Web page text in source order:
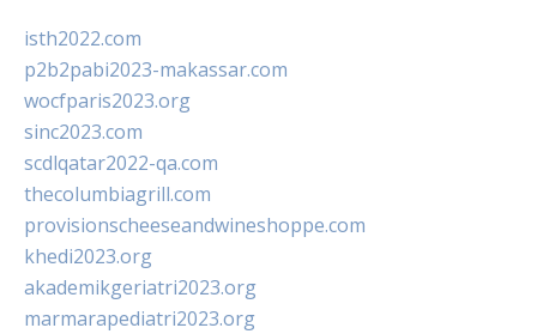
isth2022.com
p2b2pabi2023-makassar.com
wocfparis2023.org
sinc2023.com
scdlqatar2022-qa.com
thecolumbiagrill.com
provisionscheeseandwineshoppe.com
khedi2023.org
akademikgeriatri2023.org
marmarapediatri2023.org